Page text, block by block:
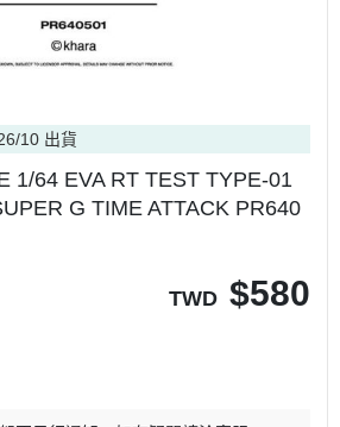
10 出貨
1/64 EVA RT TEST TYPE-01
G TIME ATTACK PR640
TWD $580